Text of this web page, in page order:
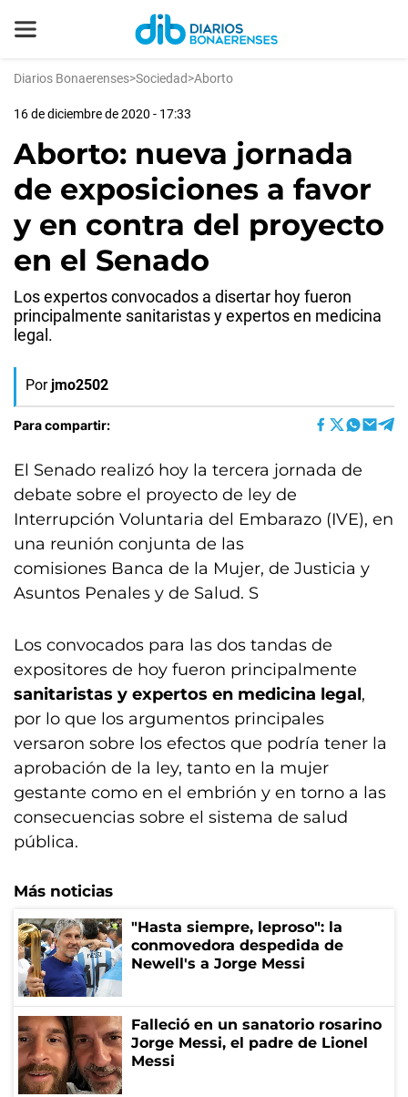
Diarios Bonaerenses>Sociedad>Aborto
16 de diciembre de 2020 - 17:33
Aborto: nueva jornada
de exposiciones a favor
y en contra del proyecto
en el Senado
Los expertos convocados a disertar hoy fueron
principalmente sanitaristas y expertos en medicina
legal.
Por jmo2502
Para compartir:
El Senado realizó hoy la tercera jornada de
debate sobre el proyecto de ley de
Interrupción Voluntaria del Embarazo (IVE), en
una reunión conjunta de las
comisiones Banca de la Mujer, de Justicia y
Asuntos Penales y de Salud. S
Los convocados para las dos tandas de
expositores de hoy fueron principalmente
sanitaristas y expertos en medicina legal,
por lo que los argumentos principales
versaron sobre los efectos que podría tener la
aprobación de la ley, tanto en la mujer
gestante como en el embrión y en torno a las
consecuencias sobre el sistema de salud
pública.
Más noticias
"Hasta siempre, leproso": la
conmovedora despedida de
Newell's a Jorge Messi
Falleció en un sanatorio rosarino
Jorge Messi, el padre de Lionel
Messi